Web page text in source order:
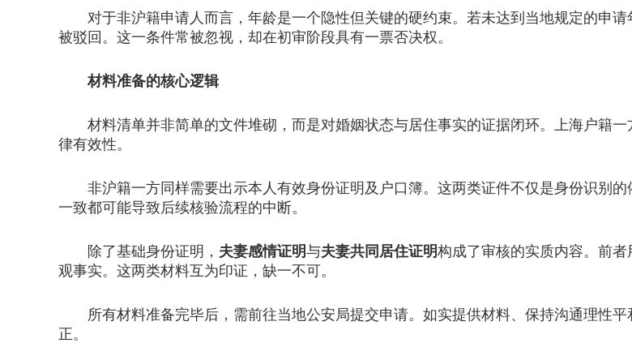
对于非沪籍申请人而言，年龄是一个隐性但关键的硬约束。若未达到当地规定的申请
被驳回。这一条件常被忽视，却在初审阶段具有一票否决权。
材料准备的核心逻辑
材料清单并非简单的文件堆砌，而是对婚姻状态与居住事实的证据闭环。上海户籍一
律有效性。
非沪籍一方同样需要出示本人有效身份证明及户口簿。这两类证件不仅是身份识别的
一致都可能导致后续核验流程的中断。
除了基础身份证明， 夫妻感情证明与夫妻共同居住证明构成了审核的实质内容。前
观事实。这两类材料互为印证，缺一不可。
所有材料准备完毕后，需前往当地公安局提交申请。如实提供材料、保持沟通理性平
正。